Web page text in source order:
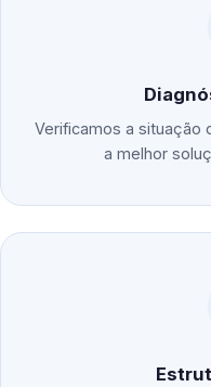
Verificamos a situação
a melhor